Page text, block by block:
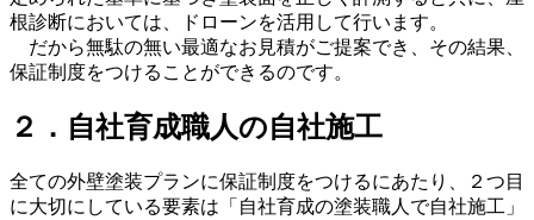
根診断においては、ドローンを活用して行います。
だから無駄の無い最適なお見積がご提案でき、その結果、
保証制度をつけることができるのです。
２．自社育成職人の自社施工
全ての外壁塗装プランに保証制度をつけるにあたり、２つ目
に大切にしている要素は「自社育成の塗装職人で自社施工」